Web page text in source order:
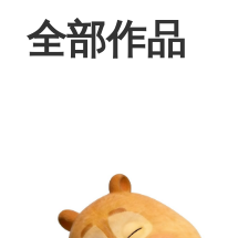
全部作品